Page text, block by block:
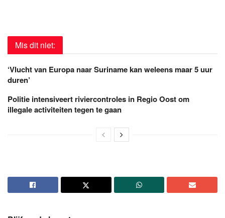
Mis dit niet:
‘Vlucht van Europa naar Suriname kan weleens maar 5 uur
duren’
Politie intensiveert riviercontroles in Regio Oost om
illegale activiteiten tegen te gaan